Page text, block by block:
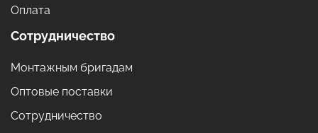
Оплата
Сотрудничество
Монтажным бригадам
Оптовые поставки
Сотрудничество